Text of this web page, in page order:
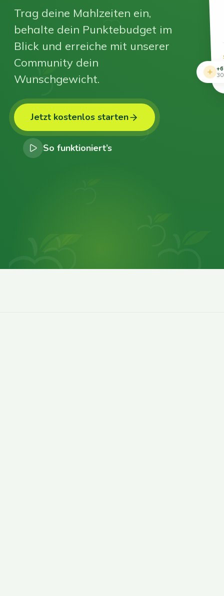
Trag deine Mahlzeiten ein,
behalte dein Punktebudget im
Blick und erreiche mit unserer
Community dein
Wunschgewicht.
Jetzt kostenlos starten
So funktioniert’s